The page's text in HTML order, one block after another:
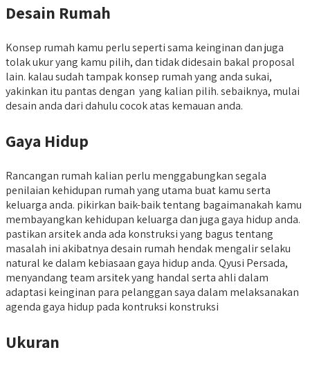
Desain Rumah
Konsep rumah kamu perlu seperti sama keinginan dan juga
tolak ukur yang kamu pilih, dan tidak didesain bakal proposal
lain. kalau sudah tampak konsep rumah yang anda sukai,
yakinkan itu pantas dengan yang kalian pilih. sebaiknya, mulai
desain anda dari dahulu cocok atas kemauan anda.
Gaya Hidup
Rancangan rumah kalian perlu menggabungkan segala
penilaian kehidupan rumah yang utama buat kamu serta
keluarga anda. pikirkan baik-baik tentang bagaimanakah kamu
membayangkan kehidupan keluarga dan juga gaya hidup anda.
pastikan arsitek anda ada konstruksi yang bagus tentang
masalah ini akibatnya desain rumah hendak mengalir selaku
natural ke dalam kebiasaan gaya hidup anda. Qyusi Persada,
menyandang team arsitek yang handal serta ahli dalam
adaptasi keinginan para pelanggan saya dalam melaksanakan
agenda gaya hidup pada kontruksi konstruksi
Ukuran